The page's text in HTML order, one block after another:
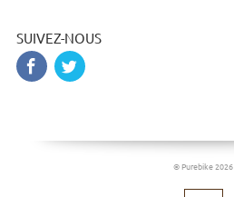
SUIVEZ-NOUS
© Purebike 2026